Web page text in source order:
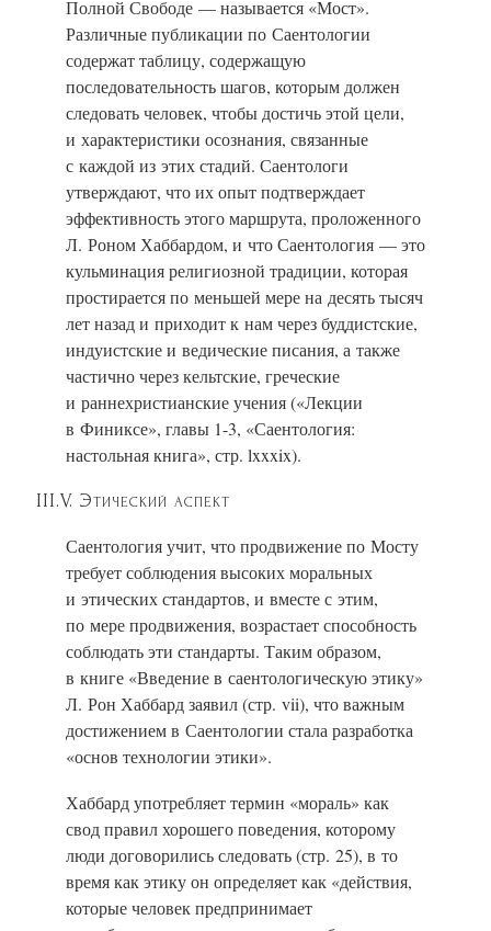
Полной Свободе — называется «Мост».
Различные публикации по Саентологии
содержат таблицу, содержащую
последовательность шагов, которым должен
следовать человек, чтобы достичь этой цели,
и характеристики осознания, связанные
с каждой из этих стадий. Саентологи
утверждают, что их опыт подтверждает
эффективность этого маршрута, проложенного
Л. Роном Хаббардом, и что Саентология — это
кульминация религиозной традиции, которая
простирается по меньшей мере на десять тысяч
лет назад и приходит к нам через буддистские,
индуистские и ведические писания, а также
частично через кельтские, греческие
и раннехристианские учения («Лекции
в Финиксе», главы 1-3, «Саентология:
настольная книга», стр. lxxxix).
III.V. Этический аспект
Саентология учит, что продвижение по Мосту
требует соблюдения высоких моральных
и этических стандартов, и вместе с этим,
по мере продвижения, возрастает способность
соблюдать эти стандарты. Таким образом,
в книге «Введение в саентологическую этику»
Л. Рон Хаббард заявил (стр. vii), что важным
достижением в Саентологии стала разработка
«основ технологии этики».
Хаббард употребляет термин «мораль» как
свод правил хорошего поведения, которому
люди договорились следовать (стр. 25), в то
время как этику он определяет как «действия,
которые человек предпринимает